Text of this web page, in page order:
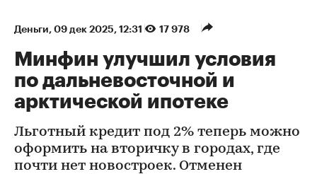
Деньги⁠, 09 дек 2025, 12:31 17 978
Минфин улучшил условия
по дальневосточной и
арктической ипотеке
Льготный кредит под 2% теперь можно
оформить на вторичку в городах, где
почти нет новостроек. Отменен